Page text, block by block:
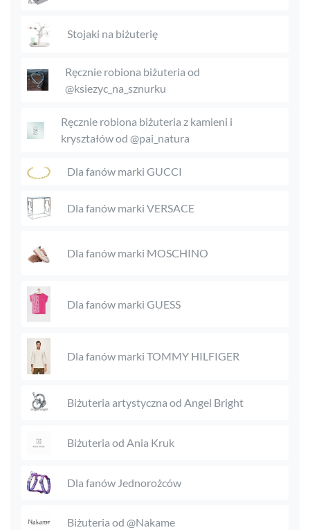
Stojaki na biżuterię
Ręcznie robiona biżuteria od
@ksiezyc_na_sznurku
Ręcznie robiona biżuteria z kamieni i
kryształów od @pai_natura
Dla fanów marki GUCCI
Dla fanów marki VERSACE
Dla fanów marki MOSCHINO
Dla fanów marki GUESS
Dla fanów marki TOMMY HILFIGER
Biżuteria artystyczna od Angel Bright
Biżuteria od Ania Kruk
Dla fanów Jednorożców
Biżuteria od @Nakame